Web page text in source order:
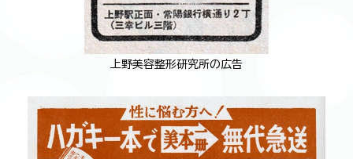
上野美容整形研究所の広告